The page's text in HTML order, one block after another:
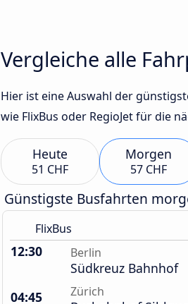
Vergleiche alle
Hier ist eine Auswahl der
wie FlixBus oder RegioJet für die
Heute
51 CHF
Morgen
57 CHF
Günstigste Busfahrten
FlixBus
12:30 Berlin
Südkreuz Bahnhof
04:45
Zürich